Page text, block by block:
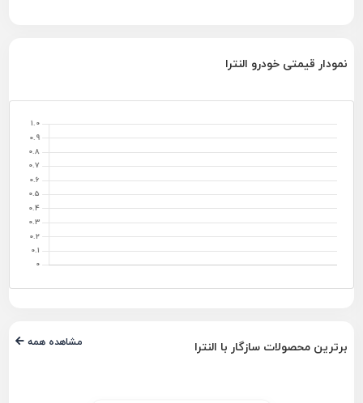
نمودار قیمتی خودرو النترا
برترین محصولات سازگار با النترا مشاهده همه